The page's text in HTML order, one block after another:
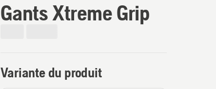
Gants Xtreme Grip
Variante du produit